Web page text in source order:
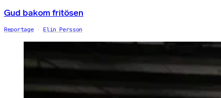
Gud bakom fritösen
Reportage Elin Persson